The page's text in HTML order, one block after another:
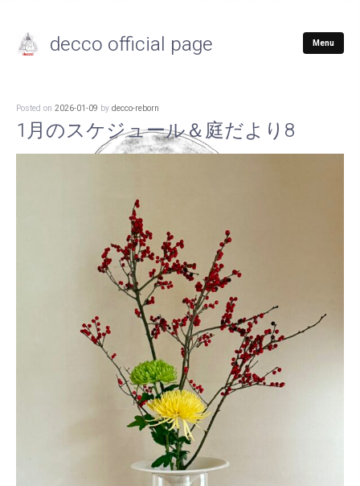
decco official page Menu
Posted on 2026-01-09 by decco-reborn
1月のスケジュール＆庭だより8